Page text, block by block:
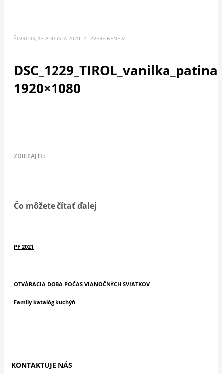
ŠTVRTOK, 13 AUGUSTA 2020 / ZVEREJNENÉ V
1920×1080
Čo môžete čítať ďalej
PF 2021
OTVÁRACIA DOBA POČAS VIANOČNÝCH SVIATKOV
Family katalóg kuchýň
KONTAKTUJE NÁS